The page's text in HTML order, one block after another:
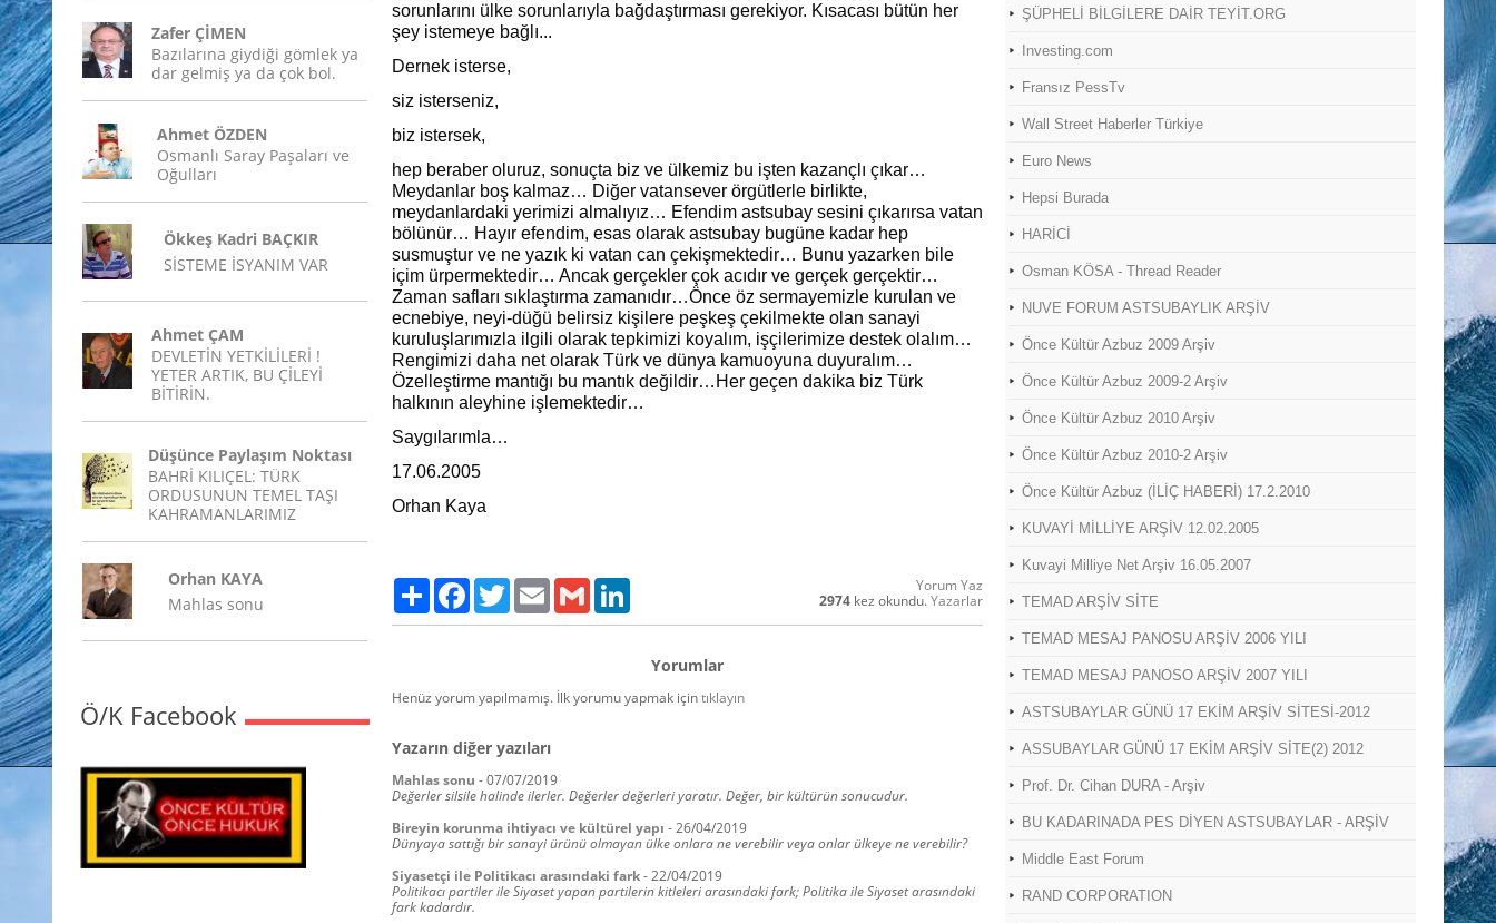
Zafer ÇİMEN
Bazılarına giydiği gömlek ya
dar gelmiş ya da çok bol.
Ahmet ÖZDEN
Osmanlı Saray Paşaları ve
Oğulları
Ökkeş Kadri BAÇKIR
SİSTEME İSYANIM VAR
Ahmet ÇAM
DEVLETİN YETKİLİLERİ !
YETER ARTIK, BU ÇİLEYİ
BİTİRİN.
Düşünce Paylaşım Noktası
BAHRİ KILIÇEL: TÜRK
ORDUSUNUN TEMEL TAŞI
KAHRAMANLARIMIZ
Orhan KAYA
Mahlas sonu
Ö/K Facebook
sorunlarını ülke sorunlarıyla bağdaştırması gerekiyor. Kısacası bütün her
şey istemeye bağlı...
Dernek isterse,
siz isterseniz,
biz istersek,
hep beraber oluruz, sonuçta biz ve ülkemiz bu işten kazançlı çıkar…
Meydanlar boş kalmaz… Diğer vatansever örgütlerle birlikte,
meydanlardaki yerimizi almalıyız… Efendim astsubay sesini çıkarırsa vatan
bölünür… Hayır efendim, esas olarak astsubay bugüne kadar hep
susmuştur ve ne yazık ki vatan can çekişmektedir… Bunu yazarken bile
içim ürpermektedir… Ancak gerçekler çok acıdır ve gerçek gerçektir…
Zaman safları sıklaştırma zamanıdır…Önce öz sermayemizle kurulan ve
ecnebiye, neyi-düğü belirsiz kişilere peşkeş çekilmekte olan sanayi
kuruluşlarımızla ilgili olarak tepkimizi koyalım, işçilerimize destek olalım…
Rengimizi daha net olarak Türk ve dünya kamuoyuna duyuralım…
Özelleştirme mantığı bu mantık değildir…Her geçen dakika biz Türk
halkının aleyhine işlemektedir…
Saygılarımla…
17.06.2005
Orhan Kaya
Paylaş FacebookTwitter Email Gmail
Yorum Yaz
2974 kez okundu.Yazarlar
Yorumlar
Henüz yorum yapılmamış. İlk yorumu yapmak içintıklayın
Yazarın diğer yazıları
Mahlas sonu -07/07/2019
Değerler silsile halinde ilerler. Değerler değerleri yaratır. Değer, bir kültürün sonucudur.
Bireyin korunma ihtiyacı ve kültürel yapı -26/04/2019
Dünyaya sattığı bir sanayi ürünü olmayan ülke onlara ne verebilir veya onlar ülkeye ne verebilir?
Siyasetçi ile Politikacı arasındaki fark-22/04/2019
Politikacı partiler ile Siyaset yapan partilerin kitleleri arasındaki fark; Politika ile Siyaset arasındaki
fark kadardır.
ŞÜPHELİ BİLGİLERE DAİR TEYİT.ORG
Investing.com
Fransız PessTv
Wall Street Haberler Türkiye
Euro News
Hepsi Burada
HARİCİ
Osman KÖSA - Thread Reader
NUVE FORUM ASTSUBAYLIK ARŞİV
Önce Kültür Azbuz 2009 Arşiv
Önce Kültür Azbuz 2009-2 Arşiv
Önce Kültür Azbuz 2010 Arşiv
Önce Kültür Azbuz 2010-2 Arşiv
Önce Kültür Azbuz (İLİÇ HABERİ) 17.2.2010
KUVAYİ MİLLİYE ARŞİV 12.02.2005
Kuvayi Milliye Net Arşiv 16.05.2007
TEMAD ARŞİV SİTE
TEMAD MESAJ PANOSU ARŞİV 2006 YILI
TEMAD MESAJ PANOSO ARŞİV 2007 YILI
ASTSUBAYLAR GÜNÜ 17 EKİM ARŞİV SİTESİ-2012
ASSUBAYLAR GÜNÜ 17 EKİM ARŞİV SİTE(2) 2012
Prof. Dr. Cihan DURA - Arşiv
BU KADARINADA PES DİYEN ASTSUBAYLAR - ARŞİV
Middle East Forum
RAND CORPORATION